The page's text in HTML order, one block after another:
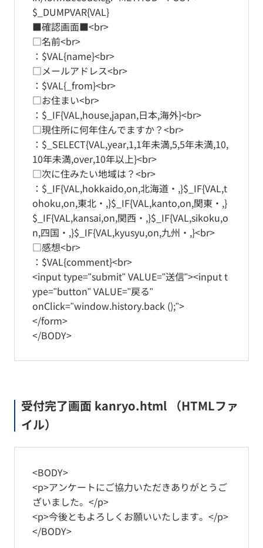
$_DUMPVAR{VAL}
■確認画面■<br>
□名前<br>
：$VAL{name}<br>
□メールアドレス<br>
：$VAL{_from}<br>
□お住まい<br>
：$_IF{VAL,house,japan,日本,海外}<br>
□現住所に何年住んでますか？<br>
：$_SELECT{VAL,year,1,1年未満,5,5年未満,10,
10年未満,over,10年以上}<br>
□次に住みたい地域は？<br>
：$_IF{VAL,hokkaido,on,北海道・,}$_IF{VAL,t
ohoku,on,東北・,}$_IF{VAL,kanto,on,関東・,}
$_IF{VAL,kansai,on,関西・,}$_IF{VAL,sikoku,o
n,四国・,}$_IF{VAL,kyusyu,on,九州・,}<br>
□感想<br>
：$VAL{comment}<br>
<input type="submit" VALUE="送信"><input t
ype="button" VALUE="戻る"
onClick="window.history.back ();">
</form>
</BODY>
受付完了画面 kanryo.html （HTMLファ
イル）
<BODY>
<p>アンケートにご協力いただきありがとうご
ざいました。</p>
<p>今後ともよろしくお願いいたします。</p>
</BODY>